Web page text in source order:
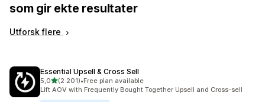
som gir ekte resultater
Utforsk flere
Essential Upsell & Cross Sell
5,0av 5 stjerner
(2 201)
Totalt 2201 omtaler
•Free plan available
Lift AOV with Frequently Bought Together Upsell and Cross-sell